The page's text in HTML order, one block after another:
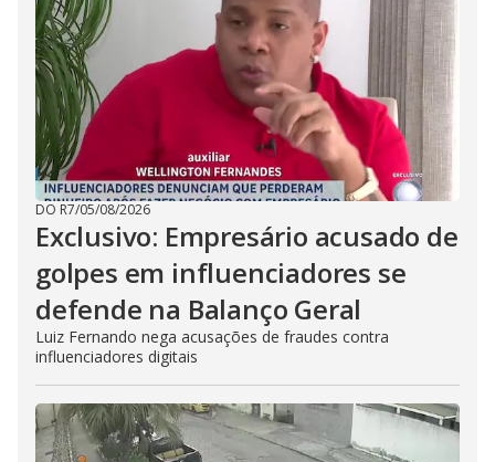
DO R7/05/08/2026
Exclusivo: Empresário acusado de
golpes em influenciadores se
defende na Balanço Geral
Luiz Fernando nega acusações de fraudes contra
influenciadores digitais